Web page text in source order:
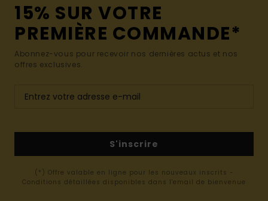
15% SUR VOTRE
PREMIÈRE COMMANDE*
Abonnez-vous pour recevoir nos dernières actus et nos
offres exclusives.
S'inscrire
(*) Offre valable en ligne pour les nouveaux inscrits -
Conditions détaillées disponibles dans l'email de bienvenue